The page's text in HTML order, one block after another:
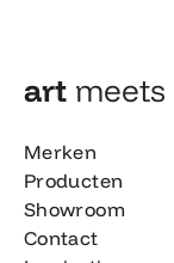
art meets
Merken
Producten
Showroom
Contact